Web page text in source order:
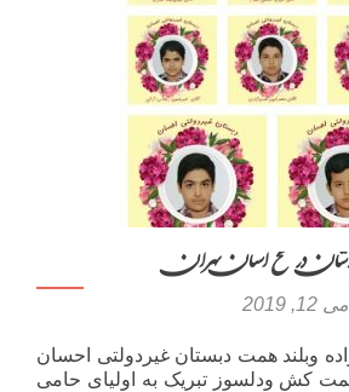
در سطح استان تهران
می 12, 2019
وبلند همت دبستان غیردولتی احسان
کش ودلسوز تبریک به اولیای حامی